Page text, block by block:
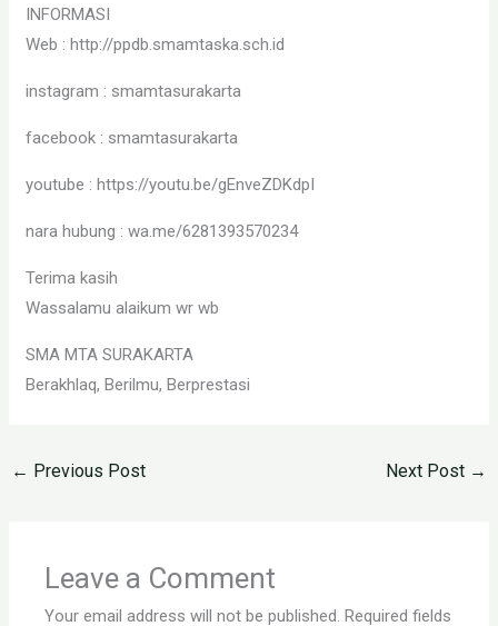
INFORMASI
Web : http://ppdb.smamtaska.sch.id
instagram : smamtasurakarta
facebook : smamtasurakarta
youtube : https://youtu.be/gEnveZDKdpI
nara hubung : wa.me/6281393570234
Terima kasih
Wassalamu alaikum wr wb
SMA MTA SURAKARTA
Berakhlaq, Berilmu, Berprestasi
← Previous Post Next Post →
Leave a Comment
Your email address will not be published. Required fields